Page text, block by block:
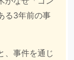
る3年前の事
、事件を通じ